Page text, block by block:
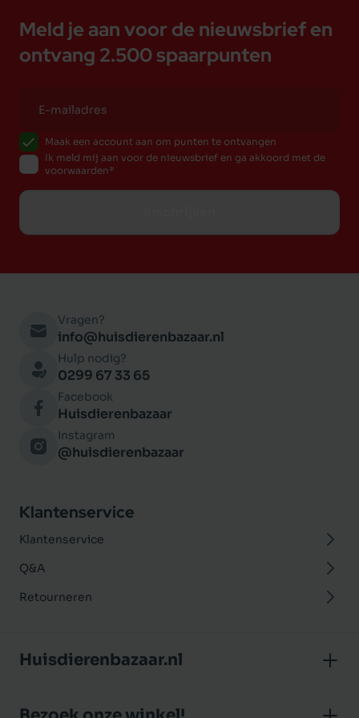
Vocht 18%, Ruwe as 6,5%, Ruwe vezels 2%
Meld je aan voor de nieuwsbrief en
ontvang 2.500 spaarpunten
Maak een account aan om punten te ontvangen
Ik meld mij aan voor de nieuwsbrief en ga akkoord met de
voorwaarden
Vragen?
info@huisdierenbazaar.nl
Hulp nodig?
0299 67 33 65
Facebook
Huisdierenbazaar
Instagram
@huisdierenbazaar
Klantenservice
Klantenservice
Q&A
Retourneren
Huisdierenbazaar.nl